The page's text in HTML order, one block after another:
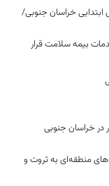
ابتدایی خراسان جنوبی/
بیمه سلامت قرار
در خراسان جنوبی
منطقه‌ای به ثروت و